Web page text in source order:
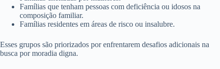
Famílias que tenham pessoas com deficiência ou idosos na
composição familiar.
Famílias residentes em áreas de risco ou insalubre.
Esses grupos são priorizados por enfrentarem desafios adicionais na
busca por moradia digna.